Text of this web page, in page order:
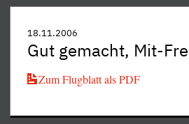
18.11.2006
Gut gemacht, Mit-
Zum Flugblatt als PDF